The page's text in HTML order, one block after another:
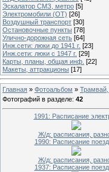
Эскалатор СМЗ, метро [5]
Электромобили (ОТ) [26]
Воздушный транспорт [30]
Остановочные пункты [78]
Улично-дорожная сеть [64]
Инж.сети: люки до 1941 г. [23]
Инж.сети: люки с 1947 г. [29]
Карты, планы, общая инф. [22]
Макеты, аттракционы [17]
Главная » Фотоальбом »
Фотографий в разделе: 42
1991: Расписание
Ж/д: расписания,
1990: Расписание
Ж/д: расписания,
1937: Расписание